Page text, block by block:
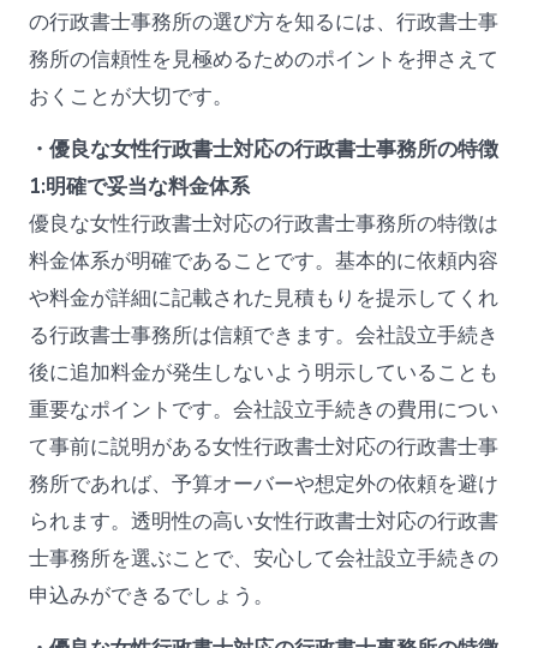
の行政書士事務所の選び方を知るには、行政書士事
務所の信頼性を見極めるためのポイントを押さえて
おくことが大切です。
・優良な女性行政書士対応の行政書士事務所の特徴
1:明確で妥当な料金体系
優良な女性行政書士対応の行政書士事務所の特徴は
料金体系が明確であることです。基本的に依頼内容
や料金が詳細に記載された見積もりを提示してくれ
る行政書士事務所は信頼できます。会社設立手続き
後に追加料金が発生しないよう明示していることも
重要なポイントです。会社設立手続きの費用につい
て事前に説明がある女性行政書士対応の行政書士事
務所であれば、予算オーバーや想定外の依頼を避け
られます。透明性の高い女性行政書士対応の行政書
士事務所を選ぶことで、安心して会社設立手続きの
申込みができるでしょう。